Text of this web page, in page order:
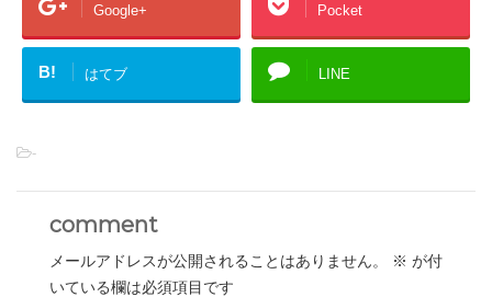
Google+ Pocket
B! はてブ LINE
-
comment
メールアドレスが公開されることはありません。 ※ が付
いている欄は必須項目です